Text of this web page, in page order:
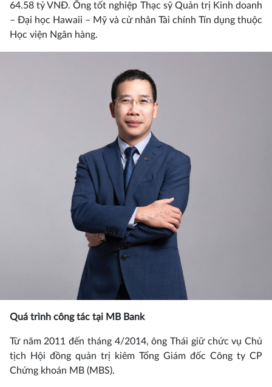
64.58 tỷ VNĐ. Ông tốt nghiệp Thạc sỹ Quản trị Kinh doanh
– Đại học Hawaii – Mỹ và cử nhân Tài chính Tín dụng thuộc
Học viện Ngân hàng.
Quá trình công tác tại MB Bank
Từ năm 2011 đến tháng 4/2014, ông Thái giữ chức vụ Chủ
tịch Hội đồng quản trị kiêm Tổng Giám đốc Công ty CP
Chứng khoán MB (MBS).